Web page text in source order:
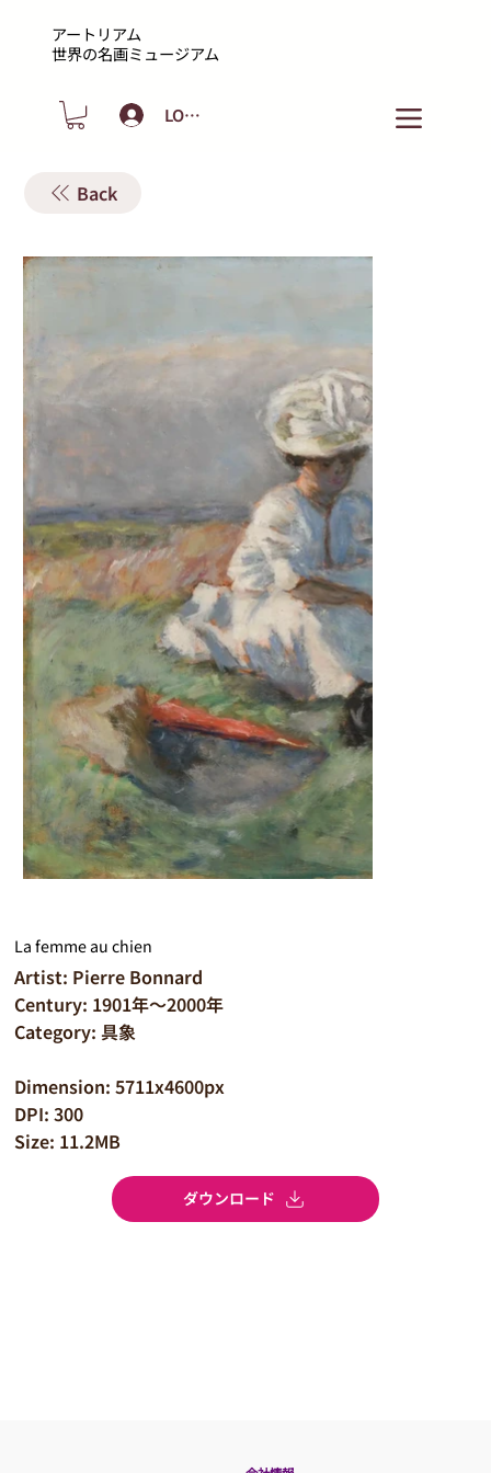
アートリアム
​世界の名画ミュージアム
LOGIN
Back
La femme au chien
Artist: Pierre Bonnard
Century: 1901年～2000年
Category: 具象
Dimension: 5711x4600px
DPI: 300
Size: 11.2MB
ダウンロード